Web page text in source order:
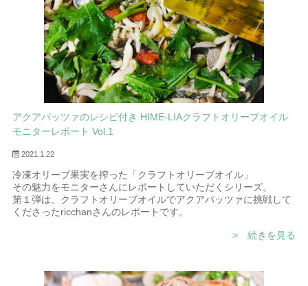
アクアパッツァのレシピ付き HIME-LIAクラフトオリーブオイル
モニターレポート Vol.1
2021.1.22
冷凍オリーブ果実を搾った「クラフトオリーブオイル」
その魅力をモニターさんにレポートしていただくシリーズ。
第１弾は、クラフトオリーブオイルでアクアパッツァに挑戦して
くださったricchanさんのレポートです。
> 続きを見る